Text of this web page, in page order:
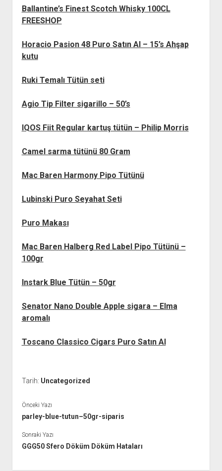
Ballantine’s Finest Scotch Whisky 100CL
FREESHOP
Horacio Pasion 48 Puro Satın Al – 15’s Ahşap
kutu
Ruki Temalı Tütün seti
Agio Tip Filter sigarillo – 50’s
IQOS Fiit Regular kartuş tütün – Philip Morris
Camel sarma tütünü 80 Gram
Mac Baren Harmony Pipo Tütünü
Lubinski Puro Seyahat Seti
Puro Makası
Mac Baren Halberg Red Label Pipo Tütünü –
100gr
Instark Blue Tütün – 50gr
Senator Nano Double Apple sigara – Elma
aromalı
Toscano Classico Cigars Puro Satın Al
Tarih: Uncategorized
Önceki Yazı
parley-blue-tutun–50gr-siparis
Sonraki Yazı
GGG50 Sfero Döküm Döküm Hataları